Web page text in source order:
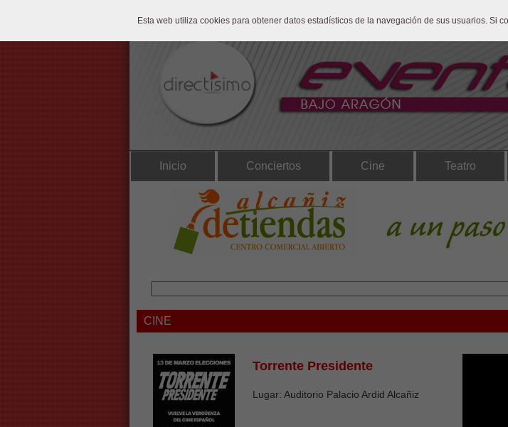
Esta web utiliza cookies para obtener datos estadísticos de la navegación de sus usuarios. Si
Inicio Conciertos Cine Teatro
CINE
Torrente Presidente
Lugar: Auditorio Palacio Ardid Alcañiz